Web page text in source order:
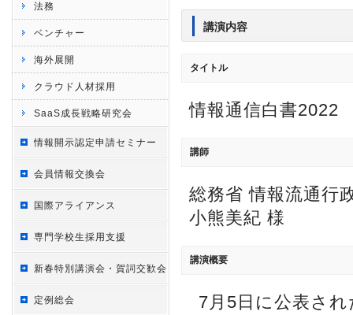
法務
ベンチャー
海外展開
クラウド人材採用
SaaS成長戦略研究会
情報開示認定申請セミナー
会員情報交換会
国際アライアンス
専門学校生採用支援
新春特別講演会・賀詞交歓会
定例総会
講演内容
タイトル
情報通信白書2022
講師
総務省 情報流通行
小熊美紀 様
講演概要
7月5日に公表さ